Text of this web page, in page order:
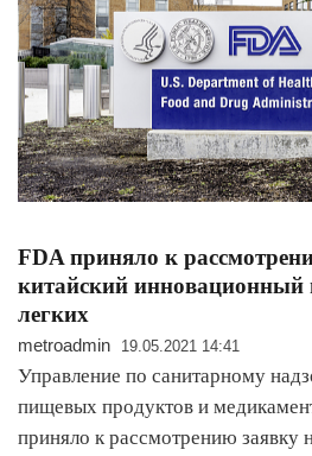
FDA приняло к
китайский инновационный
легких
metroadmin 19.05.2021 14:41
Управление по санитарному
пищевых продуктов и
приняло к рассмотрению заявку